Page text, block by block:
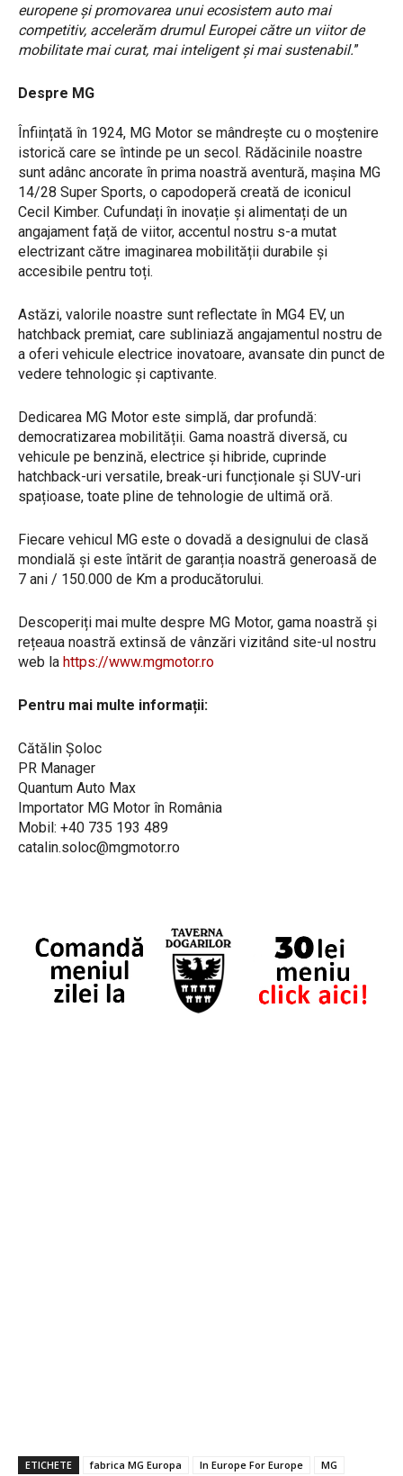
europene și promovarea unui ecosistem auto mai
competitiv, accelerăm drumul Europei către un viitor de
mobilitate mai curat, mai inteligent și mai sustenabil.”
Despre MG
Înființată în 1924, MG Motor se mândrește cu o moștenire
istorică care se întinde pe un secol. Rădăcinile noastre
sunt adânc ancorate în prima noastră aventură, mașina MG
14/28 Super Sports, o capodoperă creată de iconicul
Cecil Kimber. Cufundați în inovație și alimentați de un
angajament față de viitor, accentul nostru s-a mutat
electrizant către imaginarea mobilității durabile și
accesibile pentru toți.
Astăzi, valorile noastre sunt reflectate în MG4 EV, un
hatchback premiat, care subliniază angajamentul nostru de
a oferi vehicule electrice inovatoare, avansate din punct de
vedere tehnologic și captivante.
Dedicarea MG Motor este simplă, dar profundă:
democratizarea mobilității. Gama noastră diversă, cu
vehicule pe benzină, electrice și hibride, cuprinde
hatchback-uri versatile, break-uri funcționale și SUV-uri
spațioase, toate pline de tehnologie de ultimă oră.
Fiecare vehicul MG este o dovadă a designului de clasă
mondială și este întărit de garanția noastră generoasă de
7 ani / 150.000 de Km a producătorului.
Descoperiți mai multe despre MG Motor, gama noastră și
rețeaua noastră extinsă de vânzări vizitând site-ul nostru
web la https://www.mgmotor.ro
Pentru mai multe informații:
Cătălin Șoloc
PR Manager
Quantum Auto Max
Importator MG Motor în România
Mobil: +40 735 193 489
catalin.soloc@mgmotor.ro
ETICHETE fabrica MG Europa In Europe For Europe MG